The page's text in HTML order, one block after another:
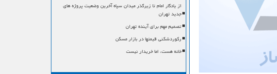
از یادگار امام تا زیرگذر میدان سپاه آخرین وضعیت پروژه های
جدید تهران
تصمیم مهم برای آینده تهران
رکوردشکنی قیمتها در بازار مسکن
خانه هست، اما خریدار نیست